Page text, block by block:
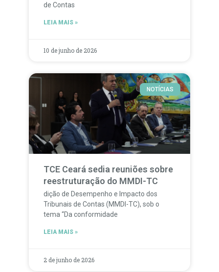
de Contas
LEIA MAIS »
10 de junho de 2026
NOTÍCIAS
TCE Ceará sedia reuniões sobre
reestruturação do MMDI-TC
dição de Desempenho e Impacto dos
Tribunais de Contas (MMDI-TC), sob o
tema “Da conformidade
LEIA MAIS »
2 de junho de 2026